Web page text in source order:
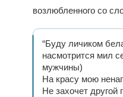
возлюбленного со
“Буду личиком
насмотрится мил
мужчины)
На красу мою
Не захочет другой